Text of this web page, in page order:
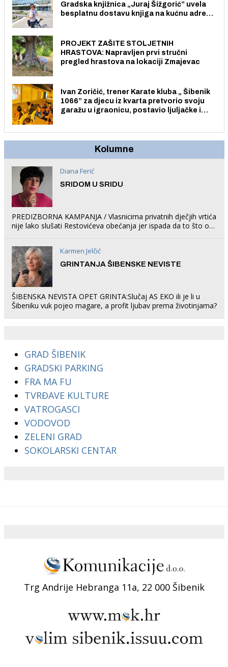
Gradska knjižnica „Juraj Šižgorić” uvela
besplatnu dostavu knjiga na kućnu adresu
PROJEKT ZAŠITE STOLJETNIH
HRASTOVA: Napravljen prvi stručni
pregled hrastova na lokaciji Zmajevac
Ivan Zoričić, trener Karate kluba „ Šibenik
1066” za djecu iz kvarta pretvorio svoju
garažu u igraonicu, postavio ljuljačke i
Kolumne
Diana Ferić
SRIDOM U SRIDU
PREDIZBORNA KAMPANJA / Vlasnicima privatnih dječjih vrtića
nije lako slušati Restovićeva obećanja jer ispada da to što oni
Karmen Jelčić
GRINTANJA ŠIBENSKE NEVISTE
ŠIBENSKA NEVISTA OPET GRINTA:Slučaj AS EKO ili je li u
Šibeniku vuk pojeo magare, a profit ljubav prema životinjama?
GRAD ŠIBENIK
GRADSKI PARKING
FRA MA FU
TVRĐAVE KULTURE
VATROGASCI
VODOVOD
ZELENI GRAD
SOKOLARSKI CENTAR
Trg Andrije Hebranga 11a, 22 000 Šibenik